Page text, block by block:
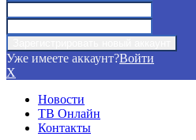
Уже имеете аккаунт?Войти
X
Новости
ТВ Онлайн
Контакты